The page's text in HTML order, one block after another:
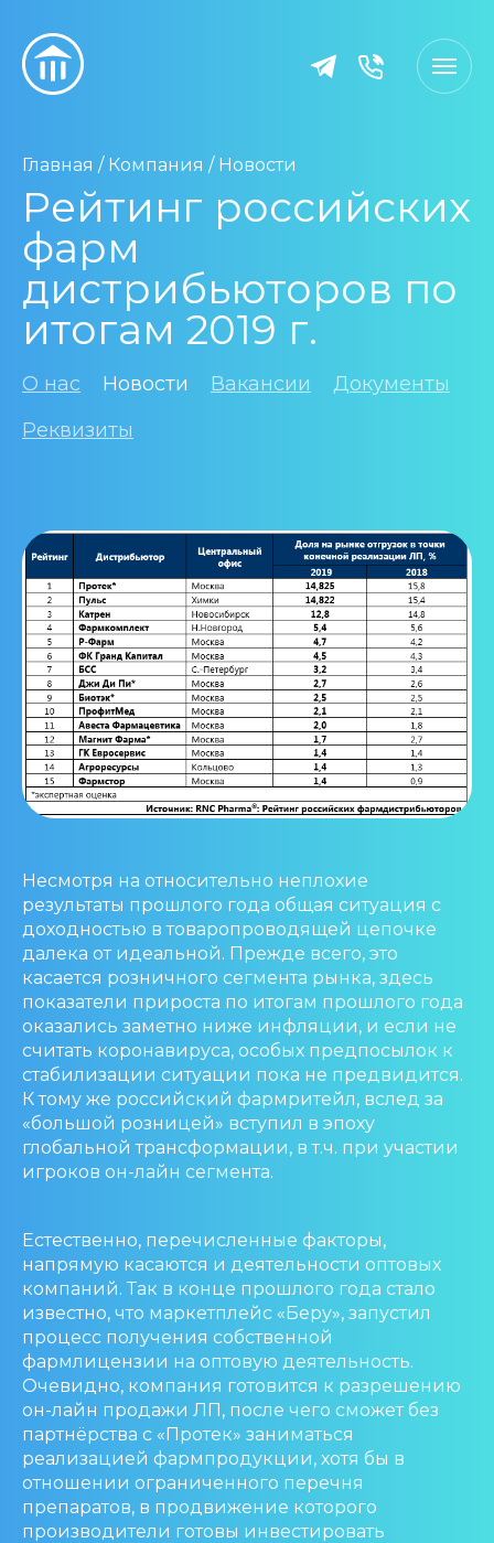
Главная / Компания / Новости
Рейтинг российских
фарм
дистрибьюторов по
итогам 2019 г.
О нас Новости Вакансии
Документы
Реквизиты
Несмотря на относительно неплохие
результаты прошлого года общая ситуация с
доходностью в товаропроводящей цепочке
далека от идеальной. Прежде всего, это
касается розничного сегмента рынка, здесь
показатели прироста по итогам прошлого года
оказались заметно ниже инфляции, и если не
считать коронавируса, особых предпосылок к
стабилизации ситуации пока не предвидится.
К тому же российский фармритейл, вслед за
«большой розницей» вступил в эпоху
глобальной трансформации, в т.ч. при участии
игроков он-лайн сегмента.
Естественно, перечисленные факторы,
напрямую касаются и деятельности оптовых
компаний. Так в конце прошлого года стало
известно, что маркетплейс «Беру», запустил
процесс получения собственной
фармлицензии на оптовую деятельность.
Очевидно, компания готовится к разрешению
он-лайн продажи ЛП, после чего сможет без
партнёрства с «Протек» заниматься
реализацией фармпродукции, хотя бы в
отношении ограниченного перечня
препаратов, в продвижение которого
производители готовы инвестировать